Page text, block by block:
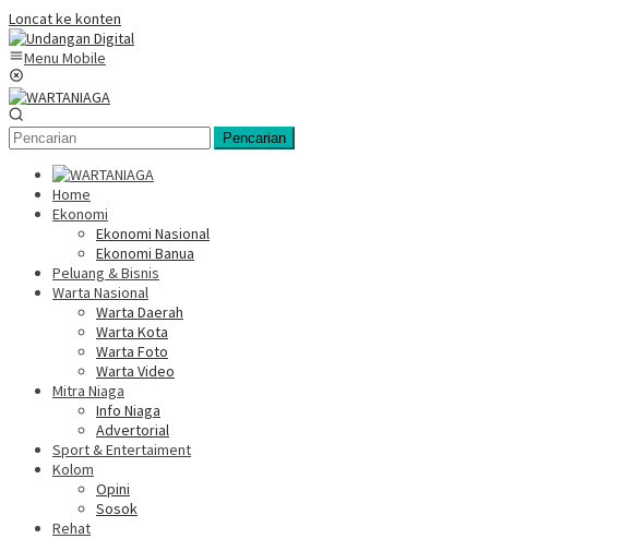
Loncat ke konten
Menu Mobile
Pencarian
Home
Ekonomi
Ekonomi Nasional
Ekonomi Banua
Peluang & Bisnis
Warta Nasional
Warta Daerah
Warta Kota
Warta Foto
Warta Video
Mitra Niaga
Info Niaga
Advertorial
Sport & Entertaiment
Kolom
Opini
Sosok
Rehat